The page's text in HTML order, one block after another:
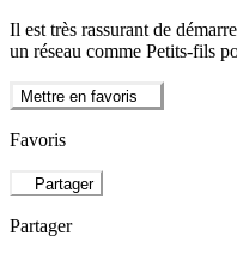
Il est très rassurant de
un réseau comme Petits-fils
Mettre en favoris
Favoris
Partager
Partager